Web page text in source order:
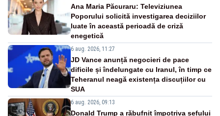
Ana Maria Păcuraru: Televiziunea
Poporului solicită investigarea deciziilor
luate în această perioadă de criză
enegetică
6 aug. 2026, 11:27
JD Vance anunță negocieri de pace
dificile și îndelungate cu Iranul, în timp ce
Teheranul neagă existența discuțiilor cu
SUA
6 aug. 2026, 09:13
Donald Trump a răbufnit împotriva șefului